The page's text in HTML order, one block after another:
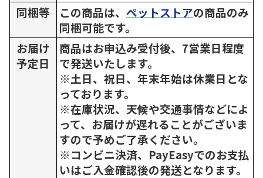
同梱等
この商品は、 ペットストアの商品のみ
同梱可能です。
お届け
予定日
商品はお申込み受付後、7営業日程度
で発送いたします。
※土日、祝日、年末年始は休業日とな
っております。
※在庫状況、天候や交通事情などによ
って、お届けが遅れることがございま
すので予めご了承ください。
※コンビニ決済、PayEasyでのお支払
いはご入金確認後の発送となります。